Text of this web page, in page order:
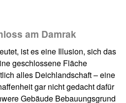
am Damrak
ist es eine Illusion, sich das
geschlossene Fläche
alles Deichlandschaft – eine
gar nicht gedacht dafür
Gebäude Bebauungsgrund